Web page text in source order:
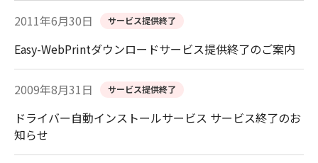
2011年6月30日 サービス提供終了
Easy-WebPrintダウンロードサービス提供終了のご案内
2009年8月31日 サービス提供終了
ドライバー自動インストールサービス サービス終了のお
知らせ